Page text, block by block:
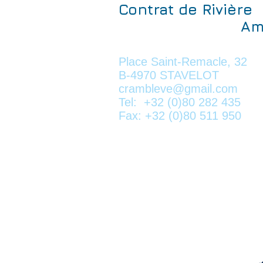
Contrat de Rivière
Place Saint-Remacle, 32
B-4970 STAVELOT
crambleve@gmail.com
Tel: +32 (0)80 282 435
Fax: +32 (0)80 511 950